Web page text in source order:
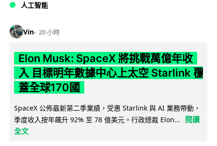
人工智能
Vin 20 小時
Elon Musk: SpaceX 將挑戰萬億年收
入 目標明年數據中心上太空 Starlink 覆
蓋全球170國
SpaceX 公佈最新第二季業績，受惠 Starlink 與 AI 業務帶動，
季度收入按年飆升 92% 至 78 億美元。行政總裁 Elon...
閱讀
全文